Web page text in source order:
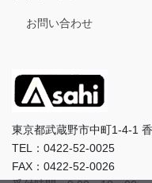
お問い合わせ
東京都武蔵野市中町1-4-1
TEL：0422-52-0025
FAX：0422-52-0026